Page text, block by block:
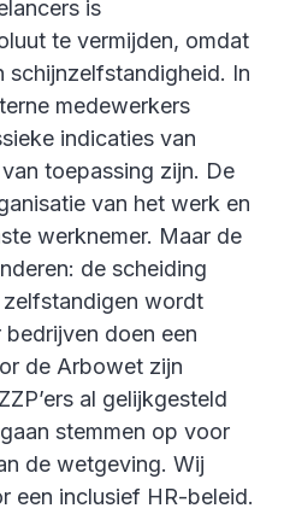
is
te vermijden, omdat
schijnzelfstandigheid. In
medewerkers
indicaties van
toepassing zijn. De
van het werk en
werknemer. Maar de
de scheiding
wordt
bedrijven doen een
de Arbowet zijn
al gelijkgesteld
stemmen op voor
de wetgeving. Wij
een inclusief HR-beleid.